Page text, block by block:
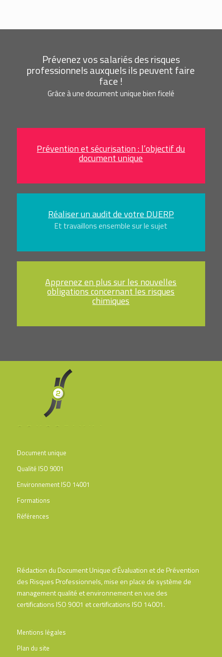
Prévenez vos salariés des risques
professionnels auxquels ils peuvent faire
face !
Grâce à une document unique bien ficelé
Prévention et sécurisation : l’objectif du
document unique
Réaliser un audit de votre DUERP
Et travaillons ensemble sur le sujet
Apprenez en plus sur les nouvelles
obligations concernant les risques
chimiques
Document unique
Qualité ISO 9001
Environnement ISO 14001
Formations
Références
Rédaction du Document Unique d’Évaluation et de Prévention
des Risques Professionnels, mise en place de système de
management qualité et environnement en vue des
certifications ISO 9001 et certifications ISO 14001.
Mentions légales
Plan du site